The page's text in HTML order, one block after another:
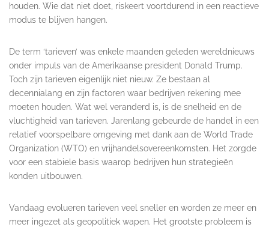
houden. Wie dat niet doet, riskeert voortdurend in een reactieve
modus te blijven hangen.
De term ‘tarieven’ was enkele maanden geleden wereldnieuws
onder impuls van de Amerikaanse president Donald Trump.
Toch zijn tarieven eigenlijk niet nieuw. Ze bestaan al
decennialang en zijn factoren waar bedrijven rekening mee
moeten houden. Wat wel veranderd is, is de snelheid en de
vluchtigheid van tarieven. Jarenlang gebeurde de handel in een
relatief voorspelbare omgeving met dank aan de World Trade
Organization (WTO) en vrijhandelsovereenkomsten. Het zorgde
voor een stabiele basis waarop bedrijven hun strategieën
konden uitbouwen.
Vandaag evolueren tarieven veel sneller en worden ze meer en
meer ingezet als geopolitiek wapen. Het grootste probleem is